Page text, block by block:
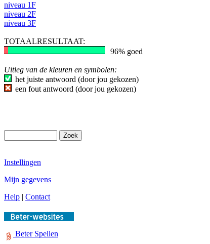
niveau 1F
niveau 2F
niveau 3F
TOTAALRESULTAAT:
96% goed
Uitleg van de kleuren en symbolen:
het juiste antwoord (door jou gekozen)
een fout antwoord (door jou gekozen)
Instellingen
Mijn gegevens
Help | Contact
Beter Spellen